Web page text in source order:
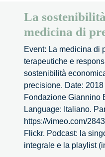
La
medicina di
Event: La medicina di
terapeutiche e
sostenibilità
precisione. Date:
Fondazione Giannino
Language: Italiano.
https://vimeo.com/
Flickr. Podcast: la
integrale e la playlist